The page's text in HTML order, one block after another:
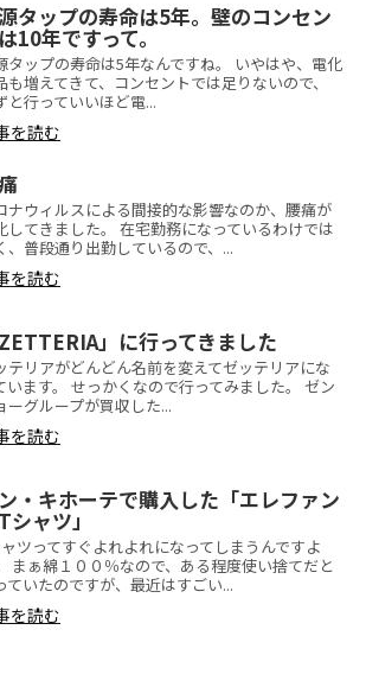
タップの寿命は5年。壁のコンセン
10年ですって。
タップの寿命は5年なんですね。 いやはや、電化
も増えてきて、コンセントでは足りないので、
と行っていいほど電...
を読む
ナウィルスによる間接的な影響なのか、腰痛が
してきました。 在宅勤務になっているわけでは
、普段通り出勤しているので、...
を読む
ZETTERIA」に行ってきました
テリアがどんどん名前を変えてゼッテリアにな
います。 せっかくなので行ってみました。 ゼン
ーグループが買収した...
を読む
・キホーテで購入した「エレファン
シャツ」
ツってすぐよれよれになってしまうんですよ
まぁ綿１００％なので、ある程度使い捨てだと
ていたのですが、最近はすごい...
を読む